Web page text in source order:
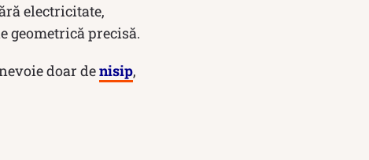
electricitate,
geometrică precisă.
doar denisip,